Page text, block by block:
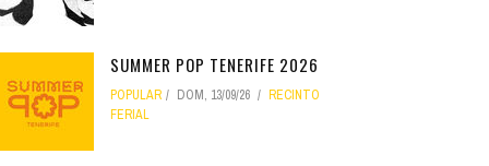
SUMMER POP TENERIFE 2026
POPULAR DOM, 13/09/26
RECINTO
FERIAL